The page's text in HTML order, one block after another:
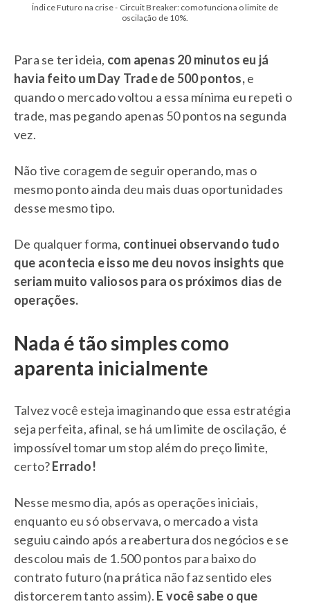
Índice Futuro na crise - Circuit Breaker: como funciona o limite de
oscilação de 10%.
Para se ter ideia, com apenas 20 minutos eu já
havia feito um Day Trade de 500 pontos,e
quando o mercado voltou a essa mínima eu repeti o
trade, mas pegando apenas 50 pontos na segunda
vez.
Não tive coragem de seguir operando, mas o
mesmo ponto ainda deu mais duas oportunidades
desse mesmo tipo.
De qualquer forma, continuei observando tudo
que acontecia e isso me deu novos insights que
seriam muito valiosos para os próximos dias de
operações.
Nada é tão simples como
aparenta inicialmente
Talvez você esteja imaginando que essa estratégia
seja perfeita, afinal, se há um limite de oscilação, é
impossível tomar um stop além do preço limite,
certo?Errado!
Nesse mesmo dia, após as operações iniciais,
enquanto eu só observava, o mercado a vista
seguiu caindo após a reabertura dos negócios e se
descolou mais de 1.500 pontos para baixo do
contrato futuro (na prática não faz sentido eles
distorcerem tanto assim). E você sabe o que